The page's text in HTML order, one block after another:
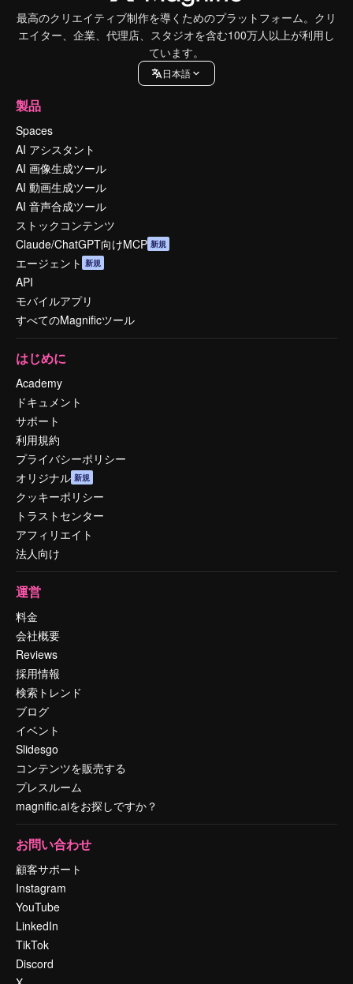
最高のクリエイティブ制作を導くためのプラットフォーム。クリ
エイター、企業、代理店、スタジオを含む100万人以上が利用し
ています。
日本語
製品
Spaces
AI アシスタント
AI 画像生成ツール
AI 動画生成ツール
AI 音声合成ツール
ストックコンテンツ
Claude/ChatGPT向けMCP 新規
エージェント 新規
API
モバイルアプリ
すべてのMagnificツール
はじめに
Academy
ドキュメント
サポート
利用規約
プライバシーポリシー
オリジナル 新規
クッキーポリシー
トラストセンター
アフィリエイト
法人向け
運営
料金
会社概要
Reviews
採用情報
検索トレンド
ブログ
イベント
Slidesgo
コンテンツを販売する
プレスルーム
magnific.aiをお探しですか？
お問い合わせ
顧客サポート
Instagram
YouTube
LinkedIn
TikTok
Discord